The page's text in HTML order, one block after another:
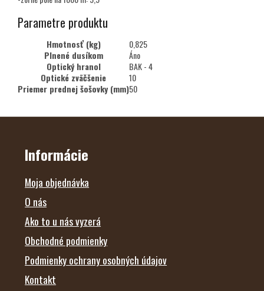
Parametre produktu
Hmotnosť (kg)
0,825
Plnené dusíkom
Áno
Optický hranol
BAK - 4
Optické zväčšenie
10
Priemer prednej šošovky (mm)50
Z
Informácie
Moja objednávka
O nás
Ako to u nás vyzerá
Obchodné podmienky
Podmienky ochrany osobných údajov
Kontakt